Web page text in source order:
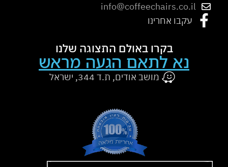
info@coffeechairs.co.il
עקבו אחרינו
בקרו באולם התצוגה שלנו
נא לתאם הגעה מראש
מושב אודים, ת.ד 344, ישראל